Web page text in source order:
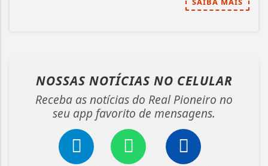
NOSSAS NOTÍCIAS NO CELULAR
Receba as notícias do Real Pioneiro no
seu app favorito de mensagens.